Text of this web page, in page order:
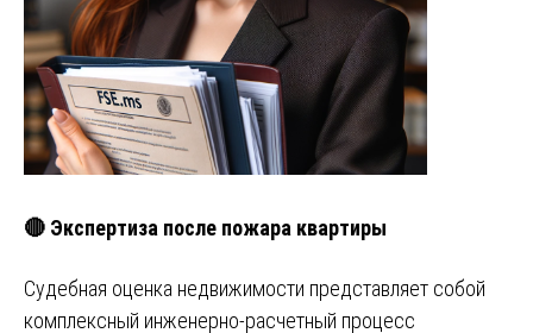
🔴 Экспертиза после пожара квартиры
Судебная оценка недвижимости представляет собой
комплексный инженерно-расчетный процесс